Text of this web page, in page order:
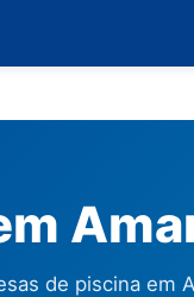
de piscina em